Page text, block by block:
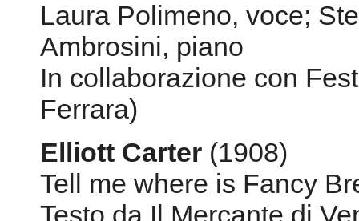
Elliott Carter(1908)
Tell me where is Fancy
Testo da Il Mercante di
John Cage
Sonata II; Primo
prepared piano (1946-48)
Four Walls (1944) Act I,